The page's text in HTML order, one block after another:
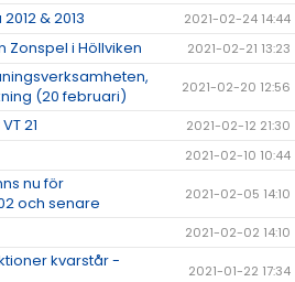
& 2013 2021-02-24 14:44
Zonspel i Höllviken 2021-02-21 13:23
(20 februari)
2021-02-20 12:56
21 2021-02-12 21:30
2021-02-10 10:44
nu för
och senare
2021-02-05 14:10
2021-02-02 14:10
kvarstår -
2021-01-22 17:34